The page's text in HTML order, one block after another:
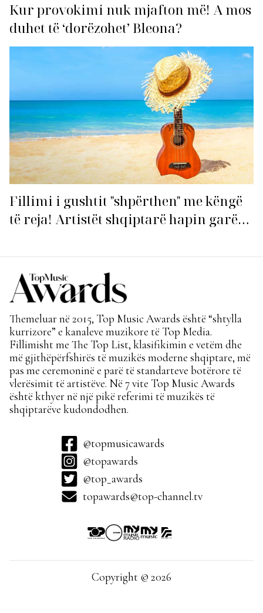
Kur provokimi nuk mjafton më! A mos
duhet të ‘dorëzohet’ Bleona?
Fillimi i gushtit "shpërthen" me këngë
të reja! Artistët shqiptarë hapin garën
Themeluar në 2015, Top Music Awards është “shtylla
kurrizore” e kanaleve muzikore të Top Media.
Fillimisht me The Top List, klasifikimin e vetëm dhe
më gjithëpërfshirës të muzikës moderne shqiptare, më
pas me ceremoninë e parë të standarteve botërore të
vlerësimit të artistëve. Në 7 vite Top Music Awards
është kthyer në një pikë referimi të muzikës të
shqiptarëve kudondodhen.
@topmusicawards
@topawards
@top_awards
topawards@top-channel.tv
Copyright © 2026